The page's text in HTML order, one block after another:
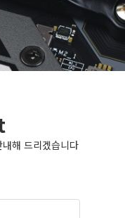
해 드리겠습니다